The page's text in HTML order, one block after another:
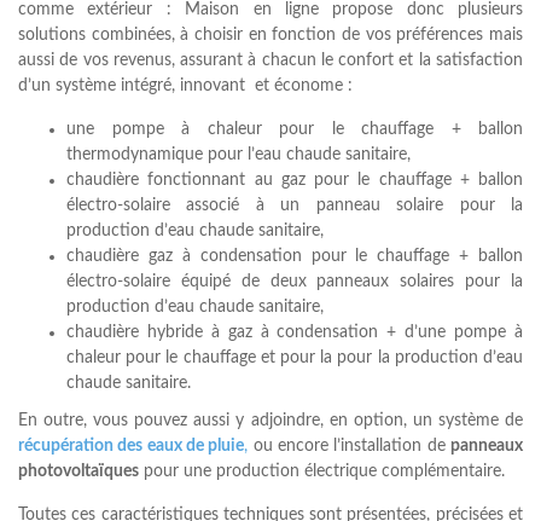
comme extérieur : Maison en ligne propose donc plusieurs
solutions combinées, à choisir en fonction de vos préférences mais
aussi de vos revenus, assurant à chacun le confort et la satisfaction
d’un système intégré, innovant et économe :
une pompe à chaleur pour le chauffage + ballon
thermodynamique pour l’eau chaude sanitaire,
chaudière fonctionnant au gaz pour le chauffage + ballon
électro-solaire associé à un panneau solaire pour la
production d’eau chaude sanitaire,
chaudière gaz à condensation pour le chauffage + ballon
électro-solaire équipé de deux panneaux solaires pour la
production d’eau chaude sanitaire,
chaudière hybride à gaz à condensation + d’une pompe à
chaleur pour le chauffage et pour la pour la production d’eau
chaude sanitaire.
En outre, vous pouvez aussi y adjoindre, en option, un système de
récupération des eaux de pluie, ou encore l’installation de panneaux
photovoltaïques pour une production électrique complémentaire.
Toutes ces caractéristiques techniques sont présentées, précisées et